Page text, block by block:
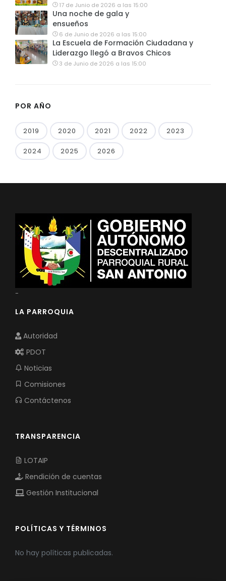
17 de Junio de 2026 a las 15:00
Una noche de gala y
ensueños
6 de Junio de 2026 a las 15:00
La Escuela de Formación Ciudadana y
Liderazgo llegó a Bravos Chicos
3 de Junio de 2026 a las 15:00
POR AÑO
2019 2020 2021 2022 2023
2024 2025 2026
-
LA PARROQUIA
Autoridad
PDOT
Noticias
Comisiones
Contáctenos
TRANSPARENCIA
LOTAIP
Rendición de cuentas
Gestión Institucional
POLÍTICAS Y TÉRMINOS
No hay políticas publicadas.